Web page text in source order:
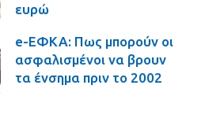
ευρώ
e-ΕΦΚΑ: Πως μπορούν οι
ασφαλισμένοι να βρουν
τα ένσημα πριν το 2002